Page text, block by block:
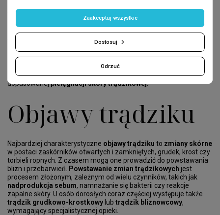
trądzik niemowlęcy
– pojawiający się u najmłodszych, związany
z aktywnością hormonów matki,
trądzik kosmetyczny i zawodowy– wynikający z kontaktu z
substancjami drażniącymi.
Każda odmiana wymaga indywidualnego podejścia oraz
dopasowanejpielęgnacji skóry trądzikowej.
Objawy trądziku
Najbardziej charakterystyczne objawy trądziku to zmiany skórne
w postaci zaskórników otwartych i zamkniętych, grudek, krost czy
torbieli ropnych. Z czasem mogą one prowadzić do powstawania
blizn i przebarwień. Powstawanie zmian trądzikowych jest
procesem złożonym, zależnym od wielu czynników, takich jak
nadprodukcja sebum, namnażanie się bakterii czy reakcje
zapalne skóry. U osób dorosłych coraz częściej występuje także
trądzik grudkowo-krostkowylub trądzik bliznowcowy,
wymagający specjalistycznej opieki.
Odrzuć
Dostosuj
Zaakceptuj wszystkie